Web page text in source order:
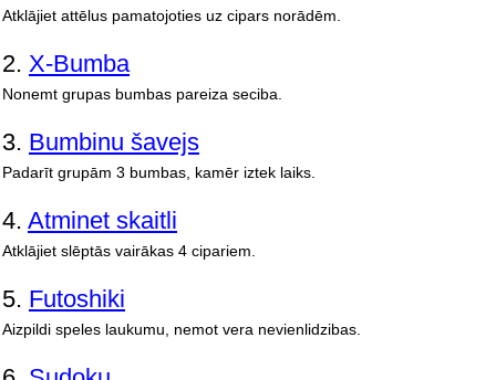
Atklājiet attēlus pamatojoties uz cipars norādēm.
2. X-Bumba
Nonemt grupas bumbas pareiza seciba.
3. Bumbinu šavejs
Padarīt grupām 3 bumbas, kamēr iztek laiks.
4. Atminet skaitli
Atklājiet slēptās vairākas 4 cipariem.
5. Futoshiki
Aizpildi speles laukumu, nemot vera nevienlidzibas.